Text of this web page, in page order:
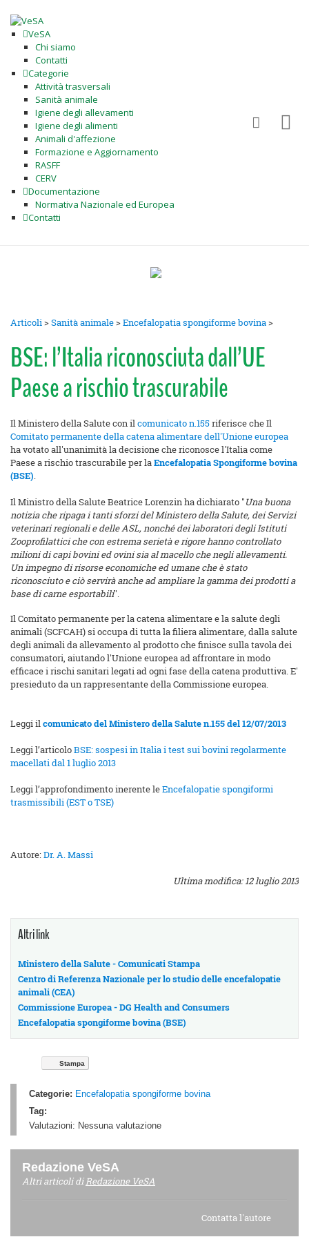
VeSA
Chi siamo
Contatti
Categorie
Attività trasversali
Sanità animale
Igiene degli allevamenti
Igiene degli alimenti
Animali d'affezione
Formazione e Aggiornamento
RASFF
CERV
Documentazione
Normativa Nazionale ed Europea
Contatti
Articoli>Sanità animale>Encefalopatia spongiforme bovina>
BSE: l’Italia riconosciuta dall’UE
Paese a rischio trascurabile
Il Ministero della Salute con ilcomunicato n.155riferisce che Il
Comitato permanente della catena alimentare dell'Unione europea
ha votato all'unanimità la decisione che riconosce l'Italia come
Paese a rischio trascurabile per laEncefalopatia Spongiforme bovina
(BSE).
Il Ministro della Salute Beatrice Lorenzin ha dichiarato "Una buona
notizia che ripaga i tanti sforzi del Ministero della Salute, dei Servizi
veterinari regionali e delle ASL, nonché dei laboratori degli Istituti
Zooprofilattici che con estrema serietà e rigore hanno controllato
milioni di capi bovini ed ovini sia al macello che negli allevamenti.
Un impegno di risorse economiche ed umane che è stato
riconosciuto e ciò servirà anche ad ampliare la gamma dei prodotti a
base di carne esportabili".
Il Comitato permanente per la catena alimentare e la salute degli
animali (SCFCAH) si occupa di tutta la filiera alimentare, dalla salute
degli animali da allevamento al prodotto che finisce sulla tavola dei
consumatori, aiutando l'Unione europea ad affrontare in modo
efficace i rischi sanitari legati ad ogni fase della catena produttiva. E'
presieduto da un rappresentante della Commissione europea.
Leggi ilcomunicato del Ministero della Salute n.155 del 12/07/2013
Leggi l’articoloBSE: sospesi in Italia i test sui bovini regolarmente
macellati dal 1 luglio 2013
Leggi l’approfondimento inerente leEncefalopatie spongiformi
trasmissibili (EST o TSE)
Autore:Dr. A. Massi
Ultima modifica: 12 luglio 2013
Altri link
Ministero della Salute - Comunicati Stampa
Centro di Referenza Nazionale per lo studio delle encefalopatie
animali (CEA)
Commissione Europea - DG Health and Consumers
Encefalopatia spongiforme bovina (BSE)
Stampa
Categorie: Encefalopatia spongiforme bovina
Tag:
Valutazioni: Nessuna valutazione
Redazione VeSA
Altri articoli diRedazione VeSA
Contatta l'autore